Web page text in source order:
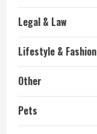
Legal & Law
Lifestyle & Fashion
Other
Pets